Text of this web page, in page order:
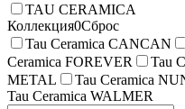
TAU CERAMICA
Коллекция0Сброс
Tau Ceramica CANCAN
Ceramica FOREVER
Tau
METAL
Tau Ceramica
Tau Ceramica WALMER